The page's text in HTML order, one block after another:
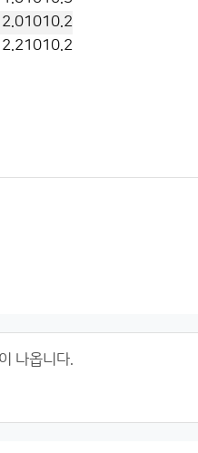
2.01010.2
2.21010.2